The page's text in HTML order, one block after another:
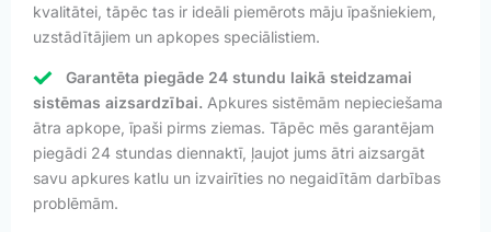
kvalitātei, tāpēc tas ir ideāli piemērots māju īpašniekiem,
uzstādītājiem un apkopes speciālistiem.
Garantēta piegāde 24 stundu laikā steidzamai
sistēmas aizsardzībai. Apkures sistēmām nepieciešama
ātra apkope, īpaši pirms ziemas. Tāpēc mēs garantējam
piegādi 24 stundas diennaktī, ļaujot jums ātri aizsargāt
savu apkures katlu un izvairīties no negaidītām darbības
problēmām.